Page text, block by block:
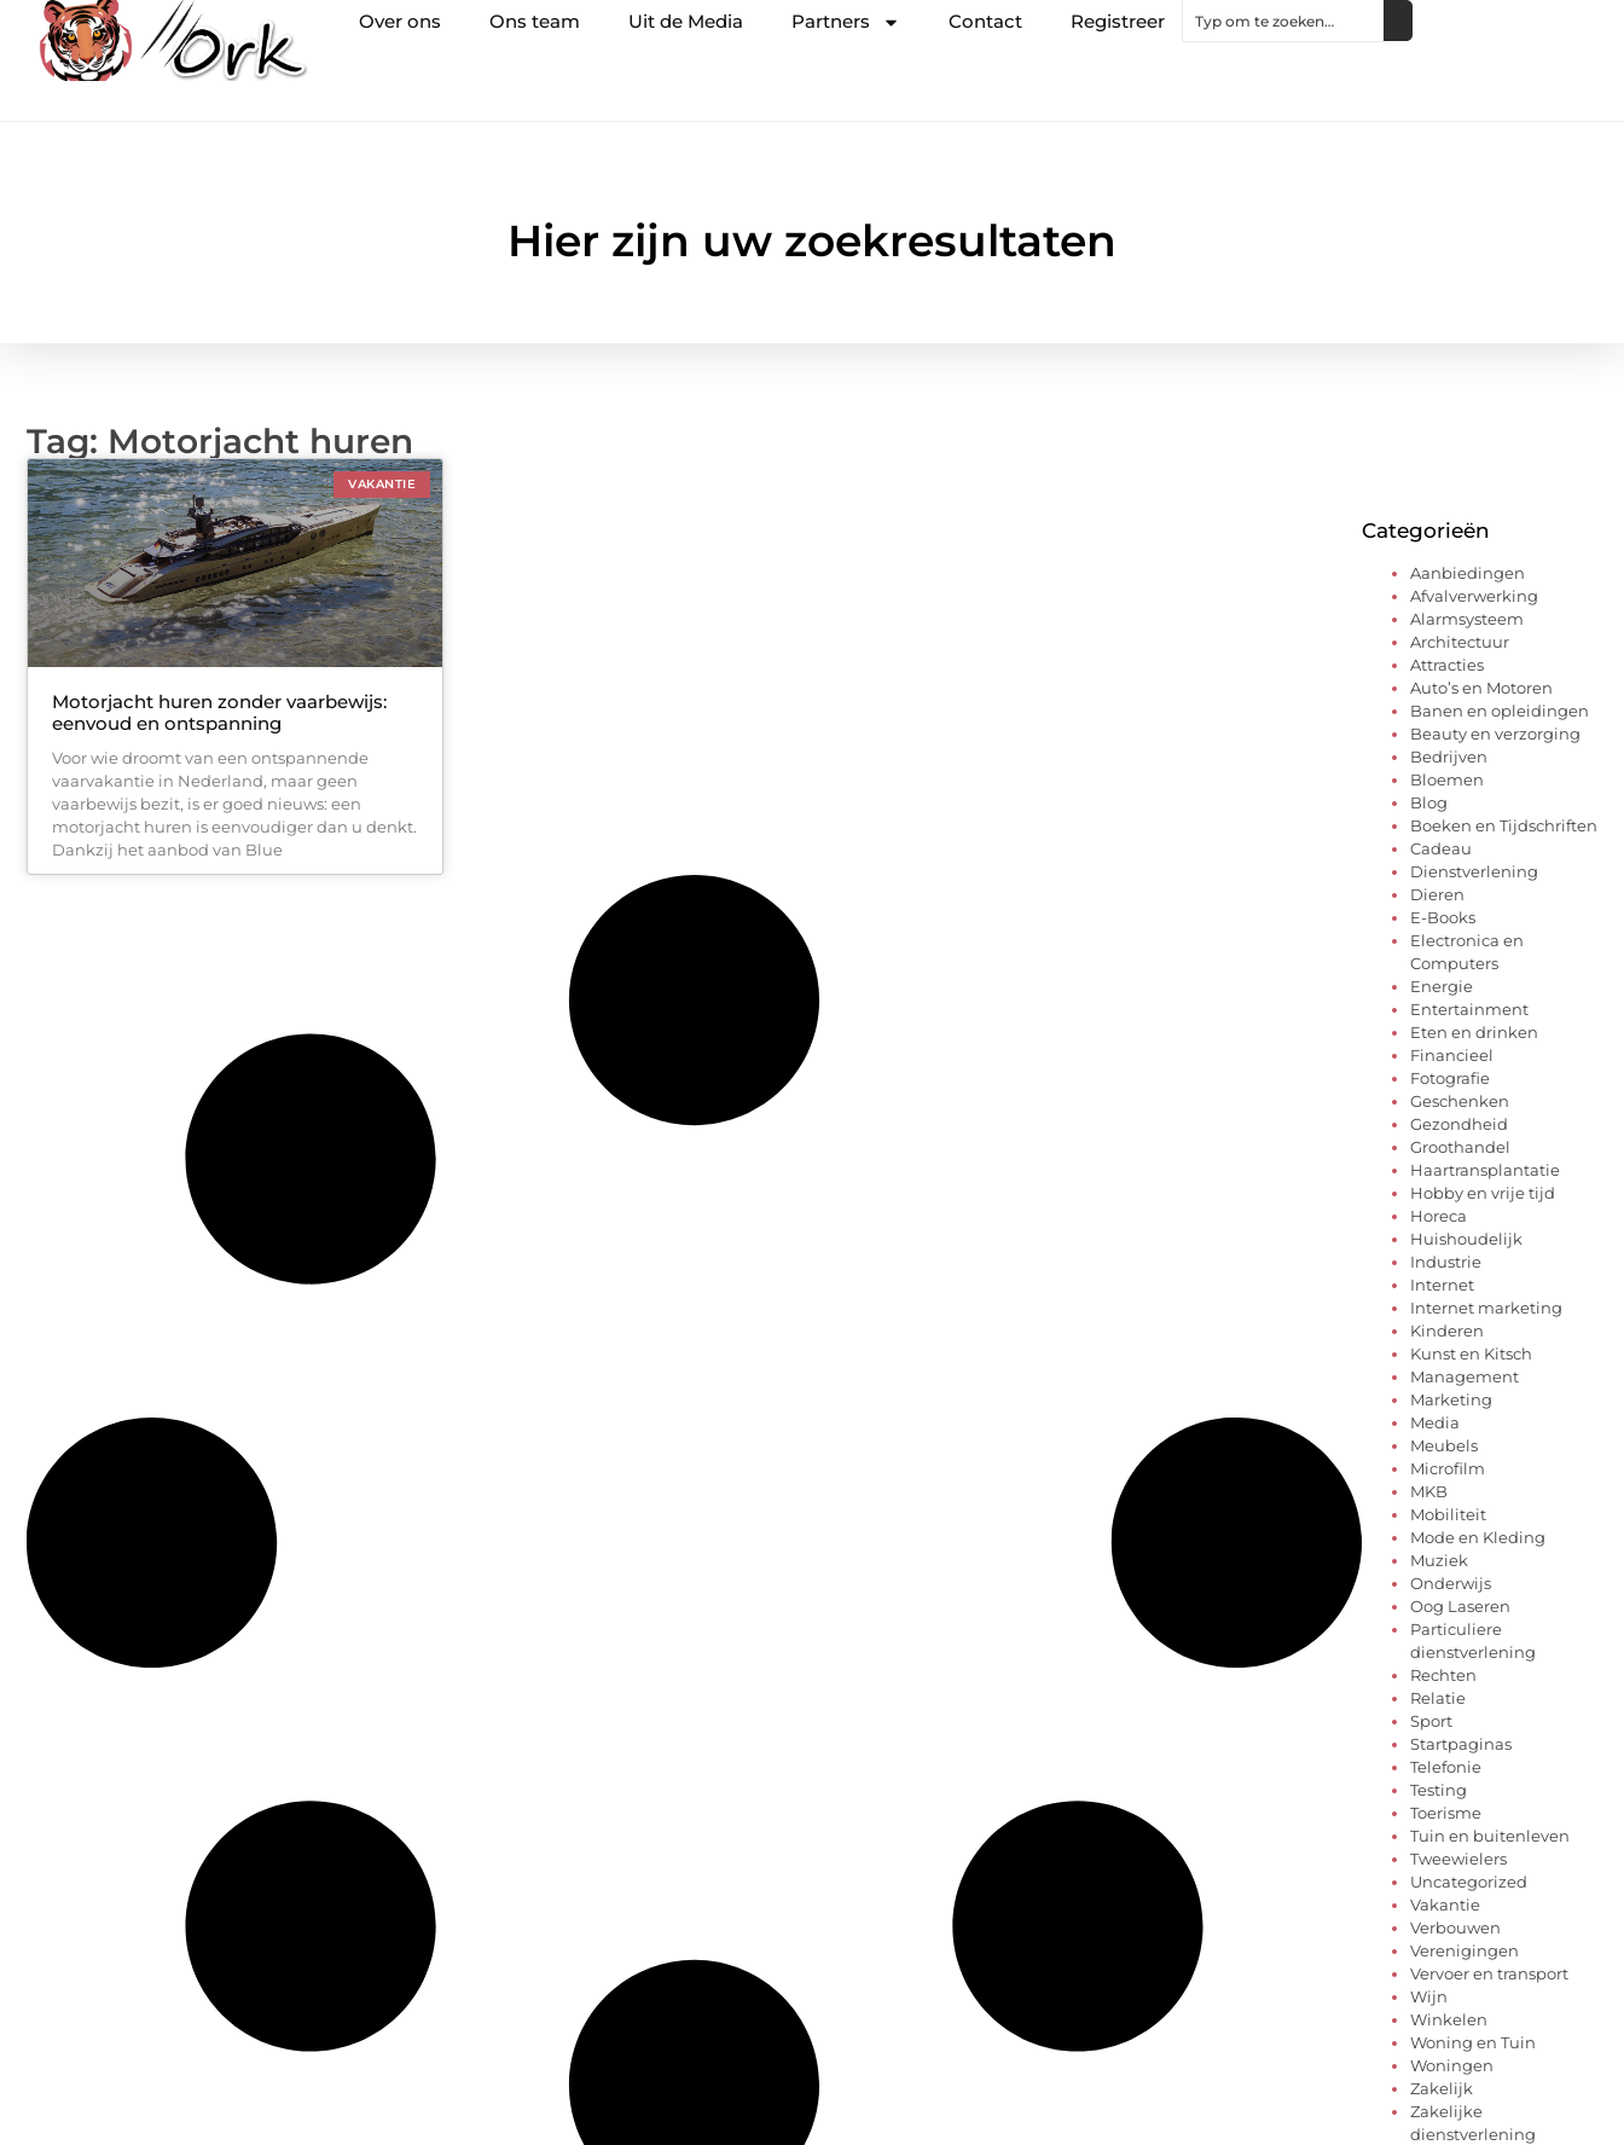
Over ons Ons team Uit de Media Partners Contact Registreer
Hier zijn uw zoekresultaten
Tag: Motorjacht huren
VAKANTIE
Motorjacht huren zonder vaarbewijs:
eenvoud en ontspanning
Voor wie droomt van een ontspannende
vaarvakantie in Nederland, maar geen
vaarbewijs bezit, is er goed nieuws: een
motorjacht huren is eenvoudiger dan u denkt.
Dankzij het aanbod van Blue
Categorieën
Aanbiedingen
Afvalverwerking
Alarmsysteem
Architectuur
Attracties
Auto’s en Motoren
Banen en opleidingen
Beauty en verzorging
Bedrijven
Bloemen
Blog
Boeken en Tijdschriften
Cadeau
Dienstverlening
Dieren
E-Books
Electronica en
Computers
Energie
Entertainment
Eten en drinken
Financieel
Fotografie
Geschenken
Gezondheid
Groothandel
Haartransplantatie
Hobby en vrije tijd
Horeca
Huishoudelijk
Industrie
Internet
Internet marketing
Kinderen
Kunst en Kitsch
Management
Marketing
Media
Meubels
Microfilm
MKB
Mobiliteit
Mode en Kleding
Muziek
Onderwijs
Oog Laseren
Particuliere
dienstverlening
Rechten
Relatie
Sport
Startpaginas
Telefonie
Testing
Toerisme
Tuin en buitenleven
Tweewielers
Uncategorized
Vakantie
Verbouwen
Verenigingen
Vervoer en transport
Wijn
Winkelen
Woning en Tuin
Woningen
Zakelijk
Zakelijke
dienstverlening